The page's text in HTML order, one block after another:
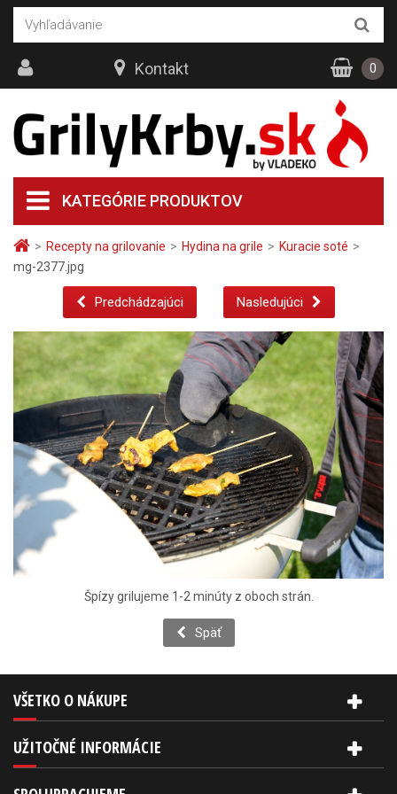
> Recepty na grilovanie > Hydina na grile > Kuracie soté >
mg-2377.jpg
Predchádzajúci Nasledujúci
Špízy grilujeme 1-2 minúty z oboch strán.
Späť
KATEGÓRIE PRODUKTOV
Kontakt 0
VŠETKO O NÁKUPE
UŽITOČNÉ INFORMÁCIE